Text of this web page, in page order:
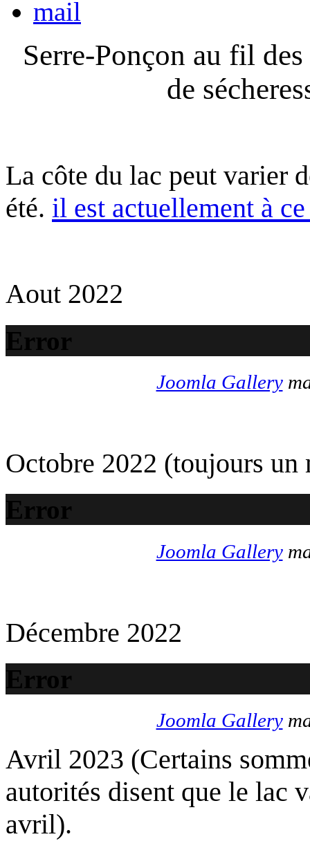
Serre-Ponçon au fil
de
La côte du lac peut varier
été. il est actuellement à
Aout 2022
Error
Joomla Gallery
Octobre 2022 (toujours un
Error
Joomla Gallery
Décembre 2022
Error
Joomla Gallery
Avril 2023 (Certains
autorités disent que le lac
avril).